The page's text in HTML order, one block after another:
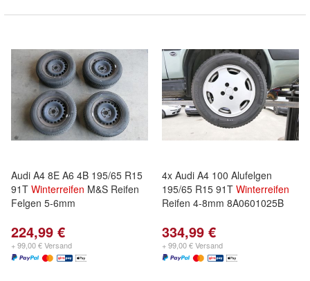
Audi A4 8E A6 4B 195/65 R15
91T Winterreifen M&S Reifen
Felgen 5-6mm
224,99 €
+ 99,00 € Versand
4x Audi A4 100 Alufelgen
195/65 R15 91T Winterreifen
Reifen 4-8mm 8A0601025B
334,99 €
+ 99,00 € Versand